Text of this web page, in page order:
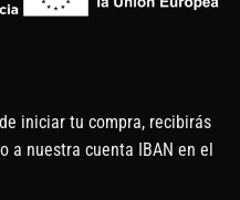
iniciar tu compra, recibirás
a nuestra cuenta IBAN en el